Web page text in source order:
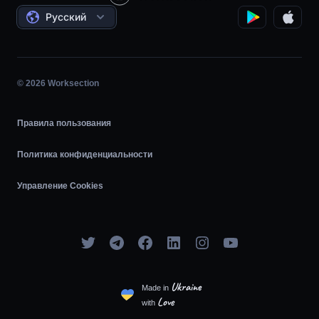
Почасовая работа
Соглашения
Русский
© 2026 Worksection
Правила пользования
Политика конфиденциальности
Управление Cookies
Made in Ukraine
with Love